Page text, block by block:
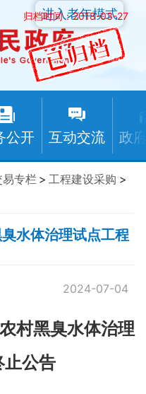
归档时间：2018-03-27
公开 互动交流 政
进入老年模式
专栏 > 工程建设采购 >
水体治理试点工程
2024-07-04
村黑臭水体治理
止公告